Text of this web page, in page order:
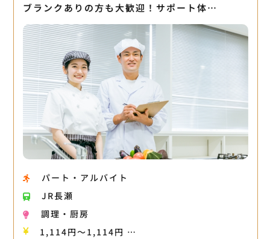
ブランクありの方も大歓迎！サポート体…
パート・アルバイト
JR長瀬
調理・厨房
1,114円〜1,114円 …